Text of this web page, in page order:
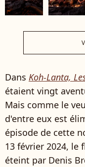
Dans Koh-Lanta,
étaient vingt
Mais comme le
d'entre eux est
épisode de cette
13 février 2024, le
éteint par Denis